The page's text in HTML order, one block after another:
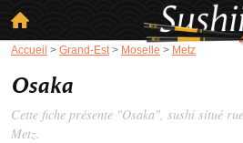
Accueil > Grand-Est > Moselle > Metz
Osaka
Cette fiche présente "Osaka", sushi situé
Metz.